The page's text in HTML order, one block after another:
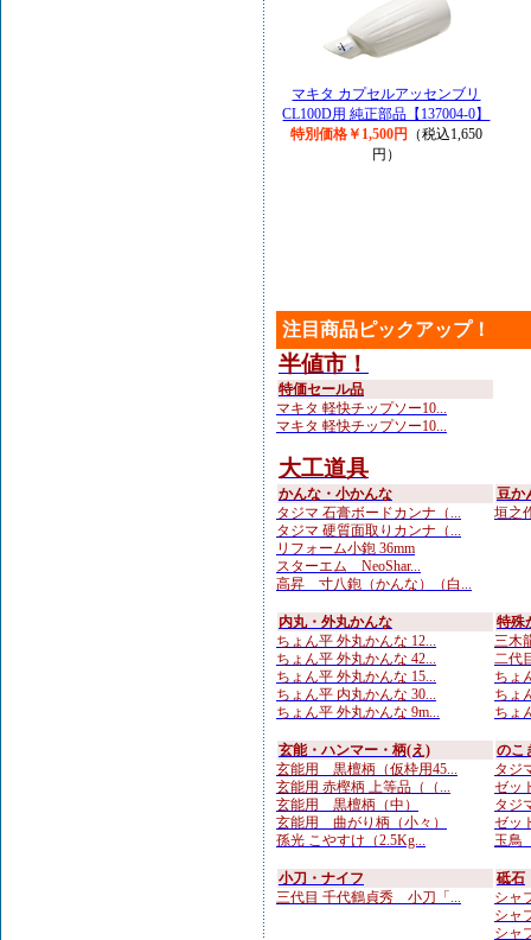
マキタ カプセルアッセンブリ
CL100D用 純正部品【137004-0】
特別価格￥1,500円
（税込1,650
円）
注目商品ピックアップ！
半値市！
特価セール品
マキタ 軽快チップソー10...
マキタ 軽快チップソー10...
大工道具
かんな・小かんな
タジマ 石膏ボードカンナ（...
タジマ 硬質面取りカンナ（...
リフォーム小鉋 36mm
スターエム NeoShar...
高昇 寸八鉋（かんな）（白...
豆か
垣之
内丸・外丸かんな
ちょん平 外丸かんな 12...
ちょん平 外丸かんな 42...
ちょん平 外丸かんな 15...
ちょん平 内丸かんな 30...
ちょん平 外丸かんな 9m...
特殊
三木
二代
ちょ
ちょ
ちょ
玄能・ハンマー・柄(え)
玄能用 黒檀柄（仮枠用45...
玄能用 赤樫柄 上等品（（...
玄能用 黒檀柄（中）
玄能用 曲がり柄（小々）
孫光 こやすけ（2.5Kg...
のこ
タジ
ゼッ
タジ
ゼッ
玉鳥
小刀・ナイフ
三代目 千代鶴貞秀 小刀「...
砥石
シャ
シャ
シャ